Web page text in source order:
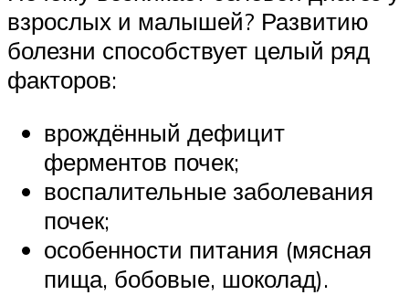
взрослых и малышей? Развитию
болезни способствует целый ряд
факторов:
врождённый дефицит
ферментов почек;
воспалительные заболевания
почек;
особенности питания (мясная
пища, бобовые, шоколад).